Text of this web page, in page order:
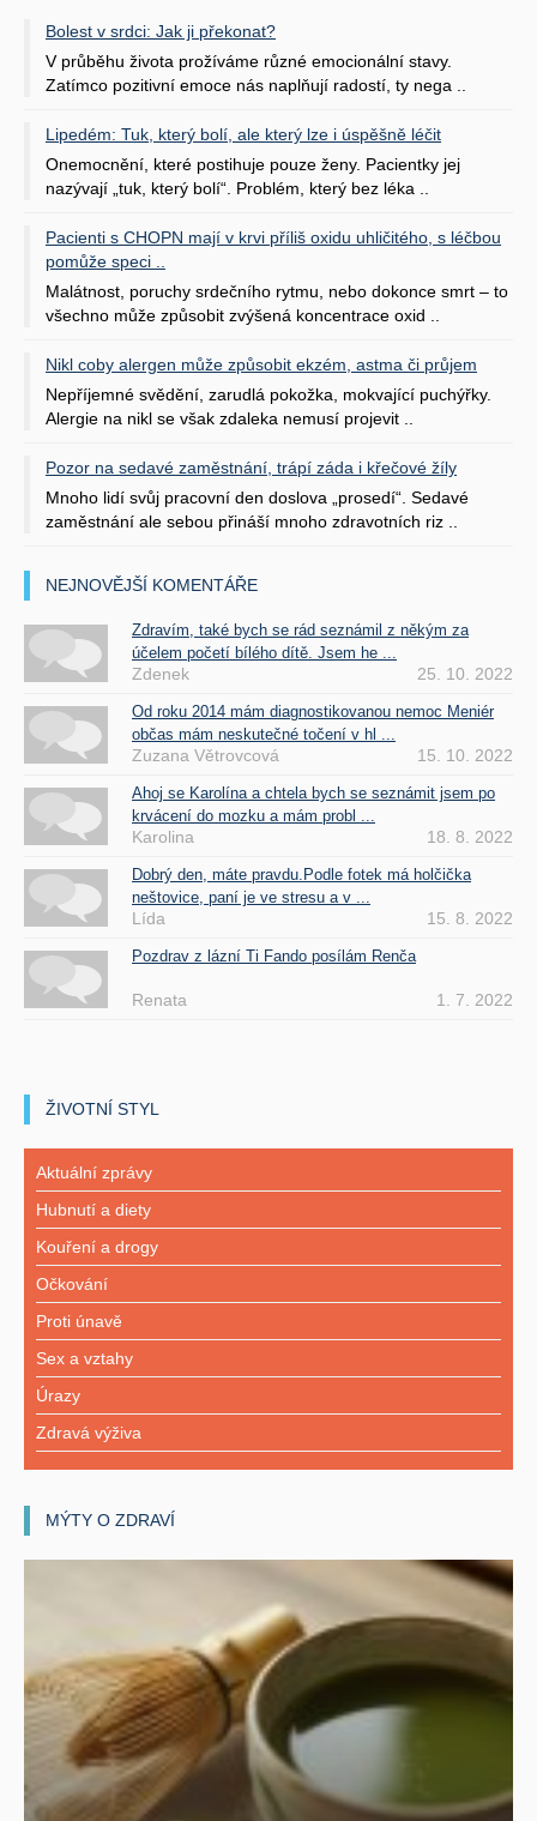
Bolest v srdci: Jak ji překonat?
V průběhu života prožíváme různé emocionální stavy.
Zatímco pozitivní emoce nás naplňují radostí, ty nega ..
Lipedém: Tuk, který bolí, ale který lze i úspěšně léčit
Onemocnění, které postihuje pouze ženy. Pacientky jej
nazývají „tuk, který bolí“. Problém, který bez léka ..
Pacienti s CHOPN mají v krvi příliš oxidu uhličitého, s léčbou
pomůže speci ..
Malátnost, poruchy srdečního rytmu, nebo dokonce smrt – to
všechno může způsobit zvýšená koncentrace oxid ..
Nikl coby alergen může způsobit ekzém, astma či průjem
Nepříjemné svědění, zarudlá pokožka, mokvající puchýřky.
Alergie na nikl se však zdaleka nemusí projevit ..
Pozor na sedavé zaměstnání, trápí záda i křečové žíly
Mnoho lidí svůj pracovní den doslova „prosedí“. Sedavé
zaměstnání ale sebou přináší mnoho zdravotních riz ..
NEJNOVĚJŠÍ KOMENTÁŘE
Zdravím, také bych se rád seznámil z někým za
účelem početí bílého dítě. Jsem he ...
Zdenek 25. 10. 2022
Od roku 2014 mám diagnostikovanou nemoc Meniér
občas mám neskutečné točení v hl ...
Zuzana Větrovcová 15. 10. 2022
Ahoj se Karolína a chtela bych se seznámit jsem po
krvácení do mozku a mám probl ...
Karolina 18. 8. 2022
Dobrý den, máte pravdu.Podle fotek má holčička
neštovice, paní je ve stresu a v ...
Lída 15. 8. 2022
Pozdrav z lázní Ti Fando posílám Renča
Renata 1. 7. 2022
ŽIVOTNÍ STYL
Aktuální zprávy
Hubnutí a diety
Kouření a drogy
Očkování
Proti únavě
Sex a vztahy
Úrazy
Zdravá výživa
MÝTY O ZDRAVÍ